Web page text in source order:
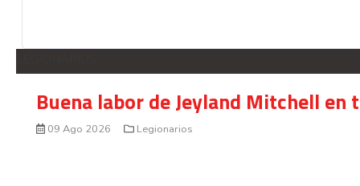
Buena labor de Jeyland Mitchell
09 Ago 2026 Legionarios